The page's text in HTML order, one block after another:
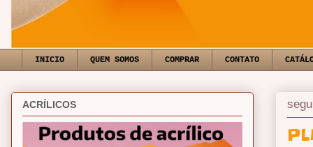
INICIO QUEM SOMOS COMPRAR CONTATO
ACRÍLICOS